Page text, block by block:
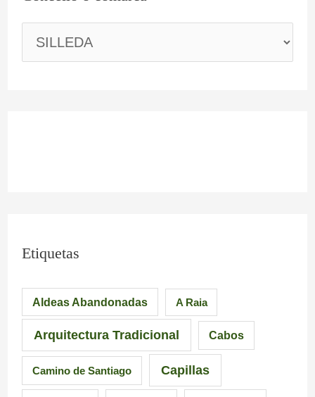
Etiquetas
Aldeas Abandonadas A Raia
Arquitectura Tradicional Cabos
Camino de Santiago Capillas